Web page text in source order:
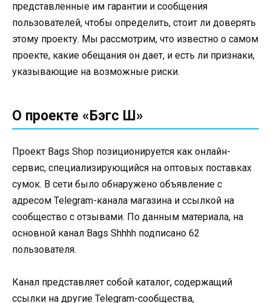
представленные им гарантии и сообщения
пользователей, чтобы определить, стоит ли доверять
этому проекту. Мы рассмотрим, что известно о самом
проекте, какие обещания он дает, и есть ли признаки,
указывающие на возможные риски.
О проекте «Бэгс Ш»
Проект Bags Shop позиционируется как онлайн-
сервис, специализирующийся на оптовых поставках
сумок. В сети было обнаружено объявление с
адресом Telegram-канала магазина и ссылкой на
сообщество с отзывами. По данным материала, на
основной канал Bags Shhhh подписано 62
пользователя.
Канал представляет собой каталог, содержащий
ссылки на другие Telegram-сообщества,